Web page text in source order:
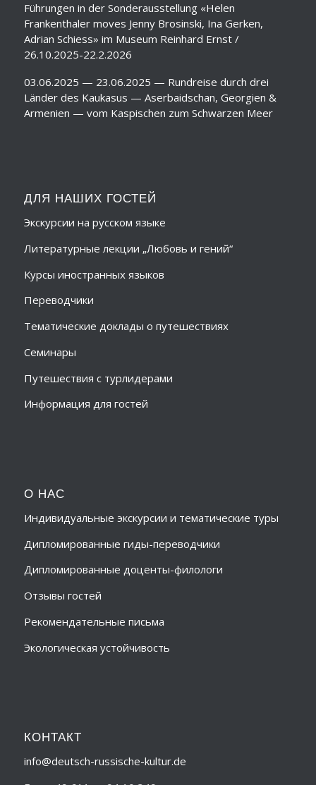
Führungen in der Sonderausstellung «Helen
Frankenthaler moves Jenny Brosinski, Ina Gerken,
Adrian Schiess» im Museum Reinhard Ernst /
26.10.2025-22.2.2026
03.06.2025 — 23.06.2025 — Rundreise durch drei
Länder des Kaukasus — Aserbaidschan, Georgien &
Armenien — vom Kaspischen zum Schwarzen Meer
ДЛЯ НАШИХ ГОСТЕЙ
Экскурсии на русском языке
Литературные лекции „Любовь и гений“
Курсы иностранных языков
Переводчики
Тематические доклады о путешествиях
Семинары
Путешествия с турлидерами
Информация для гостей
О НАС
Индивидуальные экскурсии и тематические туры
Дипломированные гиды-переводчики
Дипломированные доценты-филологи
Отзывы гостей
Рекомендательные письма
Экологическая устойчивость
КОНТАКТ
info@deutsch-russische-kultur.de